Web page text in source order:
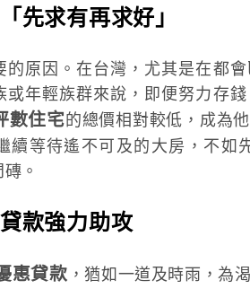
先求有再求好」
的原因。在台灣，尤其是在都
或年輕族群來說，即便努力存
數住宅的總價相對較低，成為
續等待遙不可及的大房，不如
。
款強力助攻
惠貸款 ，猶如一道及時雨，為